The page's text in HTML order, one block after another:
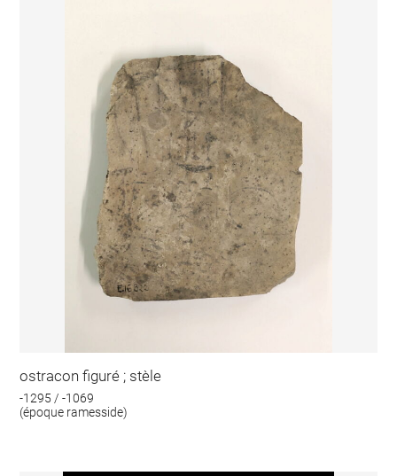
ostracon figuré ; stèle
-1295 / -1069
(époque ramesside)